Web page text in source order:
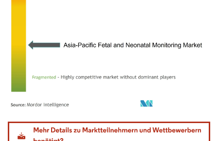
Bild © Mordor Intelligence. Wiederverwendung erfordert Namensnennung gemäß